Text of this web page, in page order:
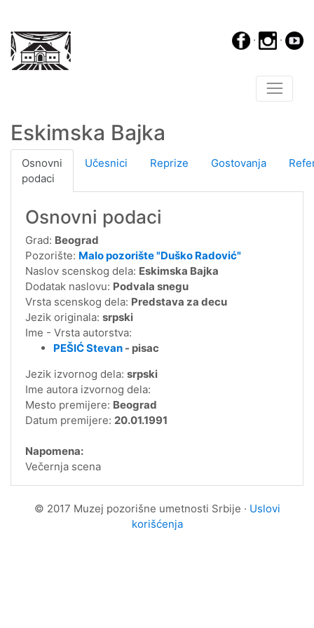
· ·
Eskimska Bajka
Osnovni
podaci
Učesnici Reprize Gostovanja
Osnovni podaci
Grad: Beograd
Pozorište: Malo pozorište "Duško Radović"
Naslov scenskog dela: Eskimska Bajka
Dodatak naslovu: Podvala snegu
Vrsta scenskog dela: Predstava za decu
Jezik originala: srpski
Ime - Vrsta autorstva:
PEŠIĆ Stevan - pisac
Jezik izvornog dela: srpski
Ime autora izvornog dela:
Mesto premijere: Beograd
Datum premijere: 20.01.1991
Napomena:
Večernja scena
© 2017 Muzej pozorišne umetnosti Srbije · Uslovi
korišćenja